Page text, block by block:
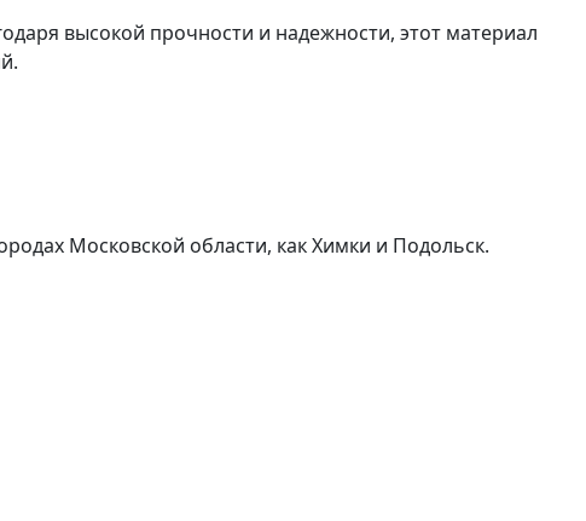
высокой прочности и надежности, этот материал
Московской области, как Химки и Подольск.